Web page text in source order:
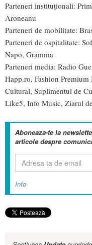
Parteneri instituționali:
Aroneanu
Parteneri de mobilitate:
Parteneri de ospitalitate:
Napo, Gramma
Parteneri media: Radio
Happ.ro, Fashion Premium
Cultural, Suplimentul de
Like5, Info Music, Ziarul
Aboneaza-te la
articole despre
Info